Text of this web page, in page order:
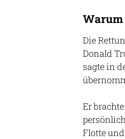
Die
Donald
sagte in
Er
Flotte